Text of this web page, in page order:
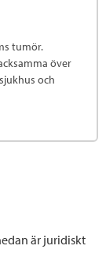
tumör.
över
och
är juridiskt